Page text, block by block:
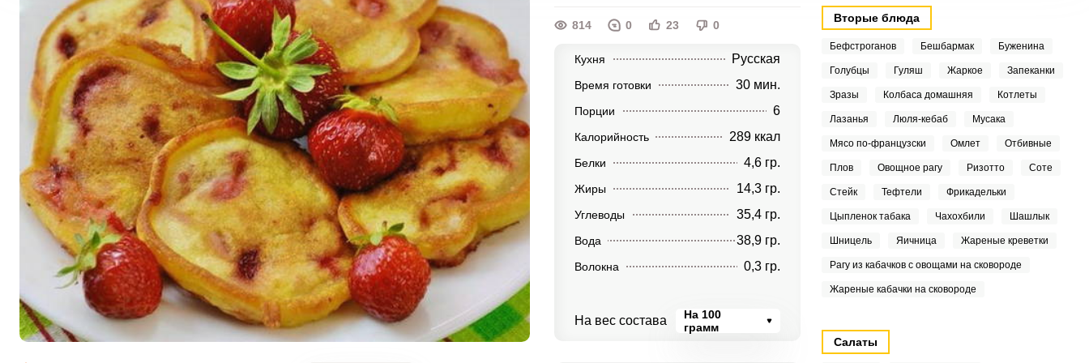
814 0 23 0
Кухня Русская
Время готовки 30 мин.
Порции 6
Калорийность 289 ккал
Белки 4,6 гр.
Жиры 14,3 гр.
Углеводы 35,4 гр.
Вода 38,9 гр.
Волокна 0,3 гр.
На вес состава
На 100
грамм
Вторые блюда
Бефстроганов Бешбармак Буженина
Голубцы Гуляш Жаркое Запеканки
Зразы Колбаса домашняя Котлеты
Лазанья Люля-кебаб Мусака
Мясо по-французски Омлет Отбивные
Плов Овощное рагу Ризотто Соте
Стейк Тефтели Фрикадельки
Цыпленок табака Чахохбили Шашлык
Шницель Яичница Жареные креветки
Рагу из кабачков с овощами на сковороде
Жареные кабачки на сковороде
Салаты